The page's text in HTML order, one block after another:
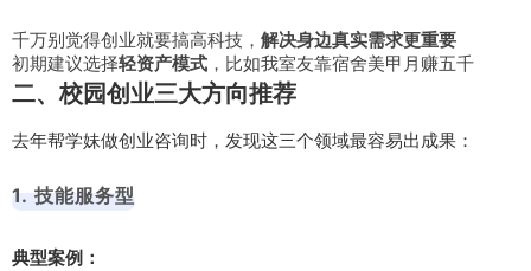
千万别觉得创业就要搞高科技， 解决身边真实需求更重要
初期建议选择轻资产模式 ，比如我室友靠宿舍美甲月赚五千
二、校园创业三大方向推荐
去年帮学妹做创业咨询时，发现这三个领域最容易出成果：
1. 技能服务型
典型案例：